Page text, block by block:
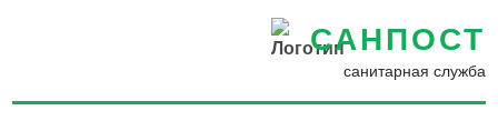
САНПОСТ
санитарная служба